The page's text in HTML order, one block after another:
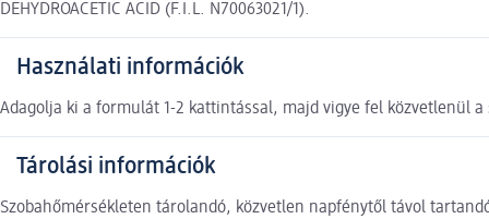
DEHYDROACETIC ACID (F.I.L. N70063021/1).
Használati információk
Adagolja ki a formulát 1-2 kattintással, majd vigye fel közvetlenül
Tárolási információk
Szobahőmérsékleten tárolandó, közvetlen napfénytől távol